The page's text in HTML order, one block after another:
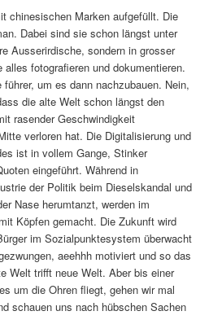
chinesischen Marken aufgefüllt. Die
Dabei sind sie schon längst unter
Ausserirdische, sondern in grosser
fotografieren und dokumentieren.
um es dann nachzubauen. Nein,
die alte Welt schon längst den
rasender Geschwindigkeit
verloren hat. Die Digitalisierung und
ist in vollem Gange, Stinker
eingeführt. Während in
der Politik beim Dieselskandal und
Nase herumtanzt, werden im
Köpfen gemacht. Die Zukunft wird
im Sozialpunktesystem überwacht
aeehhh motiviert und so das
Welt trifft neue Welt. Aber bis einer
um die Ohren fliegt, gehen wir mal
schauen uns nach hübschen Sachen